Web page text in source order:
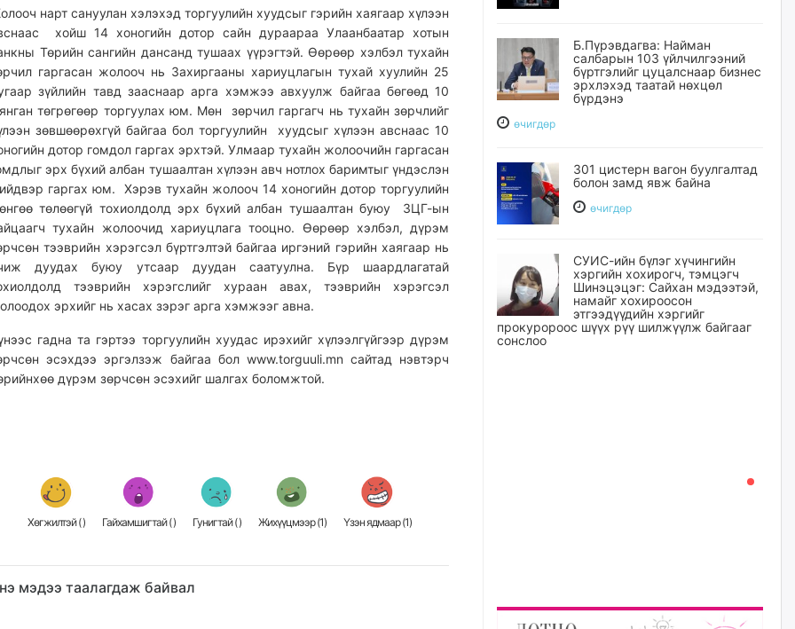
нарт сануулан хэлэхэд торгуулийн хуудсыг гэрийн хаягаар хүлээн
хойш 14 хоногийн дотор сайн дураараа Улаанбаатар хотын
Төрийн сангийн дансанд тушаах үүрэгтэй. Өөрөөр хэлбэл тухайн
гаргасан жолооч нь Захиргааны хариуцлагын тухай хуулийн 25
зүйлийн тавд зааснаар арга хэмжээ авхуулж байгаа бөгөөд 10
төгрөгөөр торгуулах юм. Мөн зөрчил гаргагч нь тухайн зөрчлийг
зөвшөөрөхгүй байгаа бол торгуулийн хуудсыг хүлээн авснаас 10
дотор гомдол гаргах эрхтэй. Улмаар тухайн жолоочийн гаргасан
эрх бүхий албан тушаалтан хүлээн авч нотлох баримтыг үндэслэн
гаргах юм. Хэрэв тухайн жолооч 14 хоногийн дотор торгуулийн
төлөөгүй тохиолдолд эрх бүхий албан тушаалтан буюу ЗЦГ-ын
тухайн жолоочид хариуцлага тооцно. Өөрөөр хэлбэл, дүрэм
тээврийн хэрэгсэл бүртгэлтэй байгаа иргэний гэрийн хаягаар нь
дуудах буюу утсаар дуудан саатуулна. Бүр шаардлагатай
тээврийн хэрэгслийг хураан авах, тээврийн хэрэгсэл
эрхийг нь хасах зэрэг арга хэмжээг авна.
гадна та гэртээ торгуулийн хуудас ирэхийг хүлээлгүйгээр дүрэм
эсэхдээ эргэлзэж байгаа бол www.torguuli.mn сайтад нэвтэрч
дүрэм зөрчсөн эсэхийг шалгах боломжтой.
Хөгжилтэй () Гайхамшигтай () Гунигтай () Жихүүцмээр (1) Үзэн ядмаар (1)
мэдээ таалагдаж байвал
Б.Пүрэвдагва: Найман
салбарын 103 үйлчилгээний
бүртгэлийг цуцалснаар бизнес
эрхлэхэд таатай нөхцөл
бүрдэнэ
өчигдѳр
301 цистерн вагон буулгалтад
болон замд явж байна
өчигдѳр
СУИС-ийн бүлэг хүчингийн
хэргийн хохирогч, тэмцэгч
Шинэцэцэг: Сайхан мэдээтэй,
намайг хохироосон
этгээдүүдийн хэргийг
прокуророос шүүх рүү шилжүүлж байгааг
сонслоо